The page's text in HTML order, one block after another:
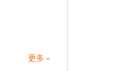
更多 »